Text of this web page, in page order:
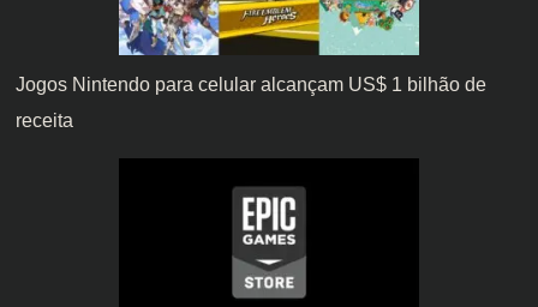
Jogos Nintendo para celular alcançam US$ 1 bilhão de
receita